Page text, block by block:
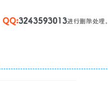
QQ:3243593013进行删除处理。